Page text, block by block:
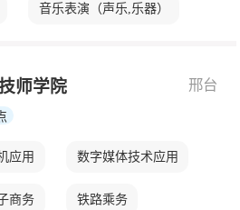
音乐表演（声乐,乐器）
师学院 邢台
应用 数字媒体技术应用
商务 铁路乘务